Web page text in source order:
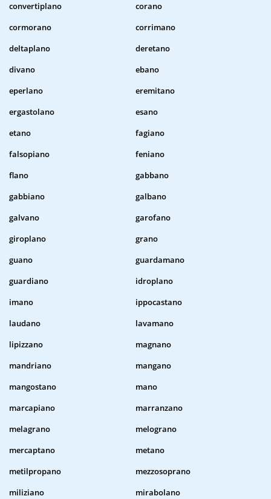
convertiplano
corano
cormorano
corrimano
deltaplano
deretano
divano
ebano
eperlano
eremitano
ergastolano
esano
etano
fagiano
falsopiano
feniano
flano
gabbano
gabbiano
galbano
galvano
garofano
giroplano
grano
guano
guardamano
guardiano
idroplano
imano
ippocastano
laudano
lavamano
lipizzano
magnano
mandriano
mangano
mangostano
mano
marcapiano
marranzano
melagrano
melograno
mercaptano
metano
metilpropano
mezzosoprano
miliziano
mirabolano